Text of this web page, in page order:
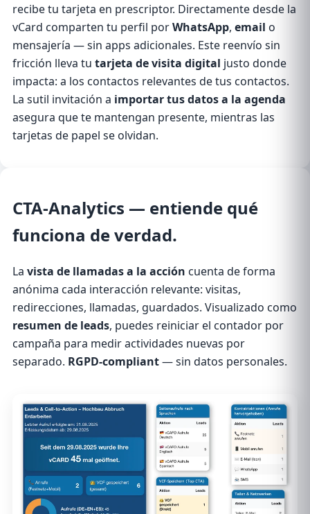
recibe tu tarjeta en prescriptor. Directamente desde la
vCard comparten tu perfil porWhatsApp, email o
mensajería — sin apps adicionales. Este reenvío sin
fricción lleva tu tarjeta de visita digital justo donde
impacta: a los contactos relevantes de tus contactos.
La sutil invitación a importar tus datos a la agenda
asegura que te mantengan presente, mientras las
tarjetas de papel se olvidan.
CTA-Analytics — entiende qué
funciona de verdad.
La vista de llamadas a la acción cuenta de forma
anónima cada interacción relevante: visitas,
redirecciones, llamadas, guardados. Visualizado como
resumen de leads, puedes reiniciar el contador por
campaña para medir actividades nuevas por
separado. RGPD-compliant— sin datos personales.